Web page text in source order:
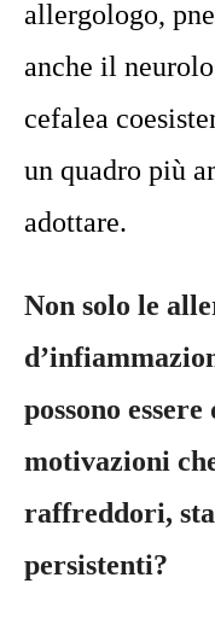
allergologo,
anche il
cefalea
un quadro più
adottare.
Non solo le
possono
motivazioni
raffreddori,
persistenti?